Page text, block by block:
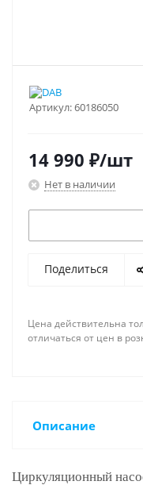
Артикул:60186050
14 990 ₽/шт
Нет в наличии
Поделиться
Цена действительна
отличаться от цен в
Описание
Циркуляционный